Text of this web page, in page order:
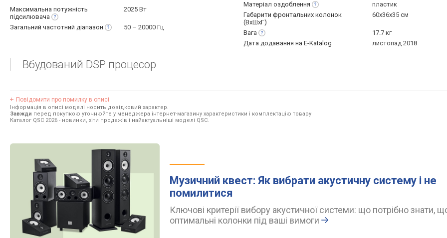
Максимальна потужність
підсилювача
2025 Вт
Загальний частотний діапазон 50 – 20000 Гц
Матеріал оздоблення
пластик
Габарити фронтальних колонок
(ВхШхГ)
60x36x35 см
Вага
17.7 кг
Дата додавання на E-Katalog
листопад 2018
Вбудований DSP процесор
Повідомити про помилку в описі
Інформація в описі моделі носить довідковий характер.
Завжди перед покупкою уточнюйте у менеджера інтернет-магазину характеристики і комплектацію товару
Каталог QSC 2026 - новинки, хіти продажів і найактуальніші моделі QSC.
Музичний квест: Як вибрати акустичну систему і не
помилитися
Ключові критерії вибору акустичної системи: що потрібно знати,
оптимальні колонки під ваші вимоги